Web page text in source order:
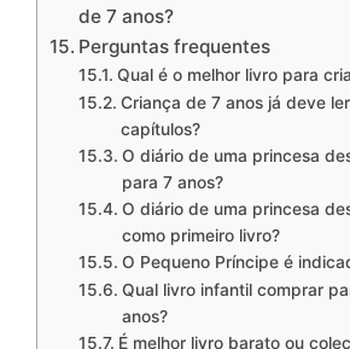
de 7 anos?
Perguntas frequentes
Qual é o melhor livro para
Criança de 7 anos já deve
capítulos?
O diário de uma princesa
para 7 anos?
O diário de uma princesa
como primeiro livro?
O Pequeno Príncipe é
Qual livro infantil comprar
anos?
É melhor livro barato ou